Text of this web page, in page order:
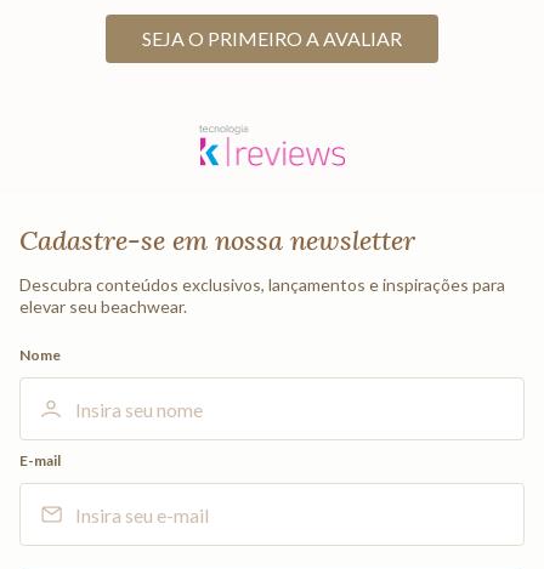
SEJA O PRIMEIRO A AVALIAR
Cadastre-se em nossa newsletter
Descubra conteúdos exclusivos, lançamentos e inspirações para
elevar seu beachwear.
Nome
E-mail